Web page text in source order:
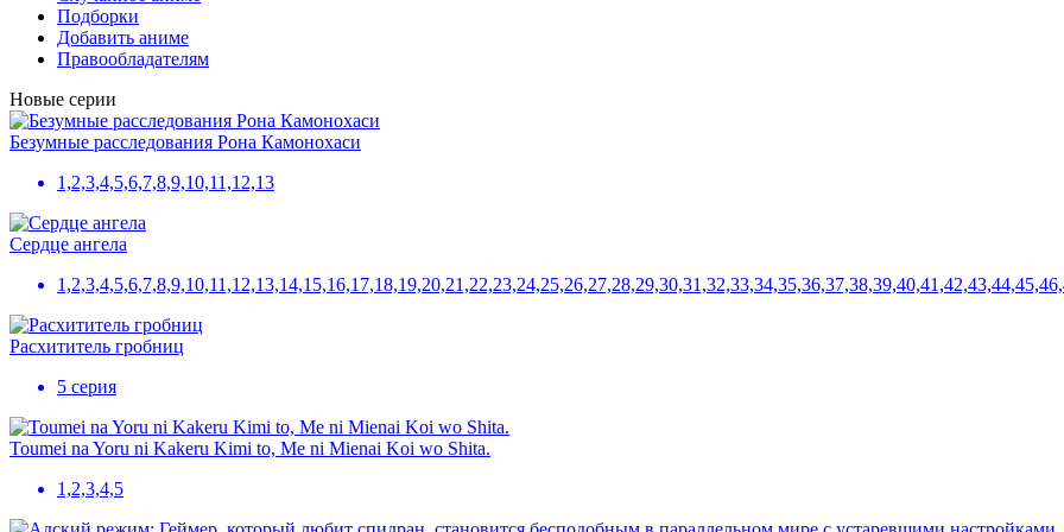
Подборки
Добавить аниме
Правообладателям
Новые серии
Безумные расследования Рона Камонохаси
1,2,3,4,5,6,7,8,9,10,11,12,13
Сердце ангела
Расхититель гробниц
5 серия
Toumei na Yoru ni Kakeru Kimi to, Me ni Mienai Koi wo Shita.
1,2,3,4,5